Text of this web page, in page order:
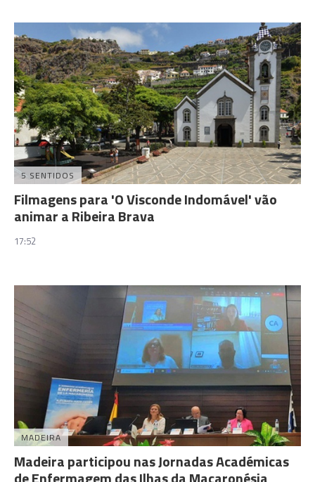
5 SENTIDOS
Filmagens para 'O Visconde Indomável' vão
animar a Ribeira Brava
17:52
MADEIRA
Madeira participou nas Jornadas Académicas